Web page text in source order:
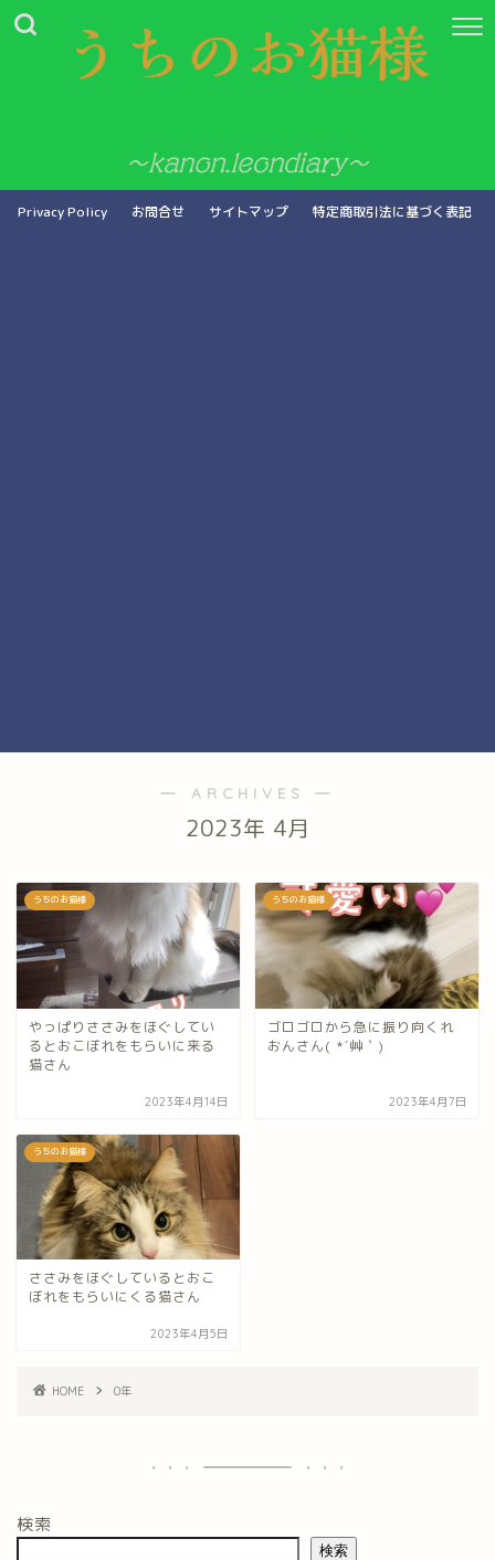
Privacy Policy お問合せ サイトマップ 特定商取引法に基づく表記
― ARCHIVES ―
2023年 4月
うちのお猫様
やっぱりささみをほぐしてい
るとおこぼれをもらいに来る
猫さん
2023年4月14日
うちのお猫様
ゴロゴロから急に振り向くれ
おんさん( *´艸｀)
2023年4月7日
うちのお猫様
ささみをほぐしているとおこ
ぼれをもらいにくる猫さん
2023年4月5日
HOME 0年
検索
検索